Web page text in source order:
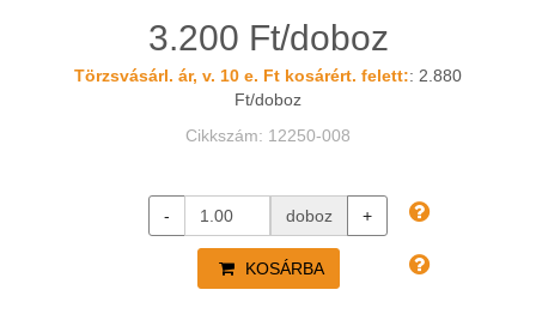
3.200 Ft/doboz
Törzsvásárl. ár, v. 10 e. Ft kosárért. felett:: 2.880
Ft/doboz
Cikkszám: 12250-008
- doboz +
KOSÁRBA